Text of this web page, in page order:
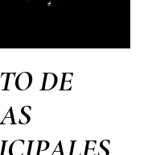
DE